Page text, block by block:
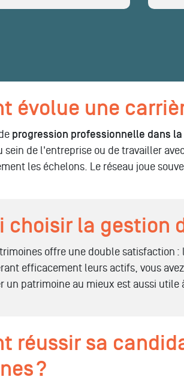
évolue une
progression professionnelle dans
sein de l'entreprise ou de travailler
les échelons. Le réseau joue
choisir la gestion
offre une double satisfaction
efficacement leurs actifs, vous
un patrimoine au mieux est aussi utile
réussir sa
?